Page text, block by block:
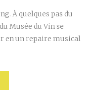
À quelques pas du
Musée du Vin se
en un repaire musical